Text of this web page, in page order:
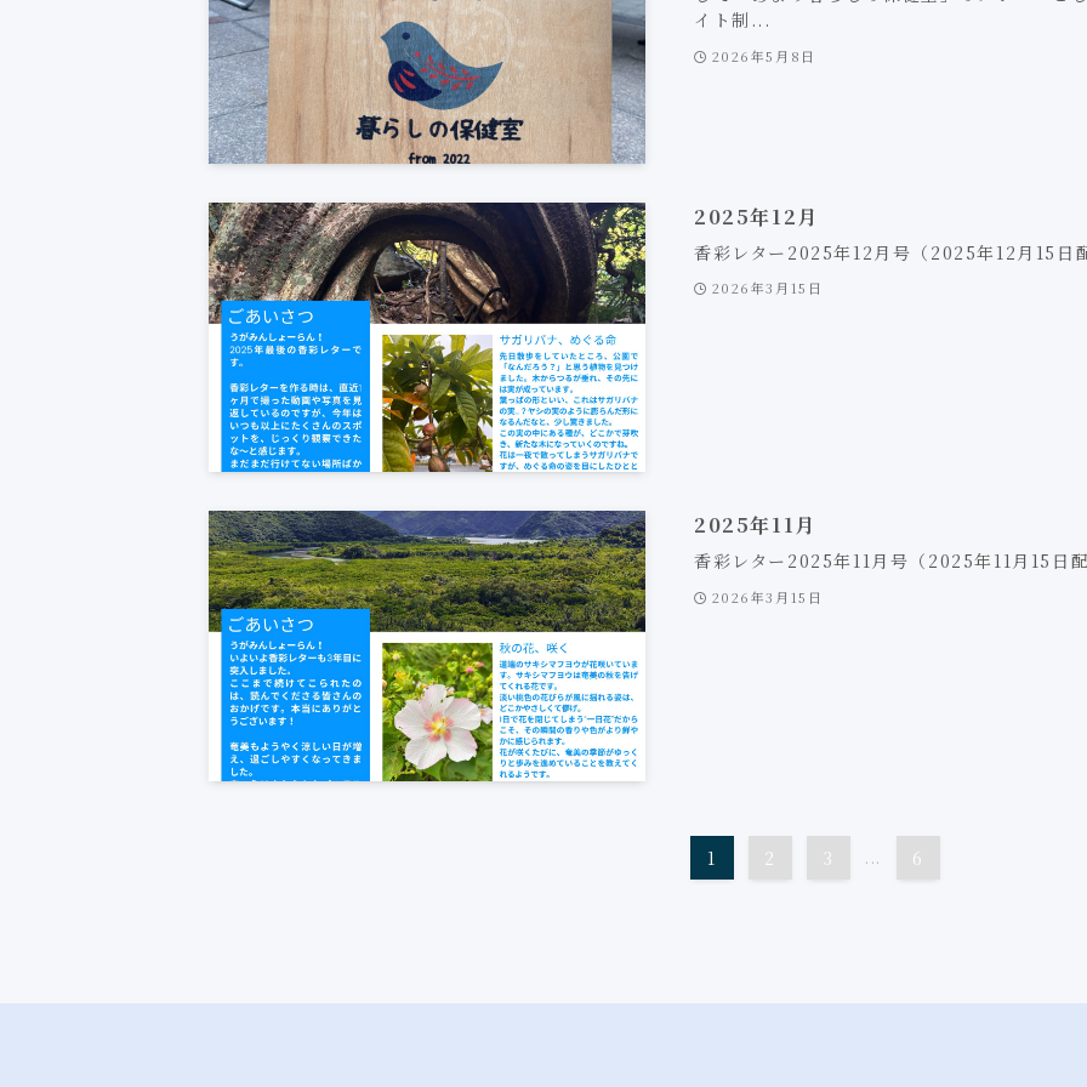
イト制...
2026年5月8日
2025年12月
香彩レター2025年12月号（2025年12月15日
2026年3月15日
2025年11月
香彩レター2025年11月号（2025年11月15日
2026年3月15日
1 2 3 ... 6